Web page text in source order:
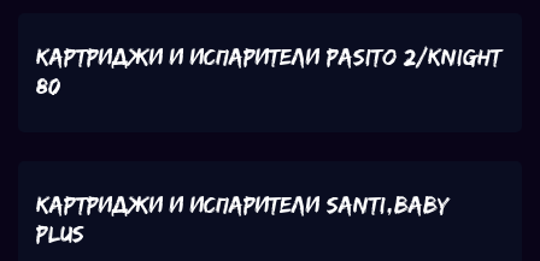
Картриджи и испарители Pasito 2/Knight
80
Картриджи и испарители SANTI,BABY
PLUS